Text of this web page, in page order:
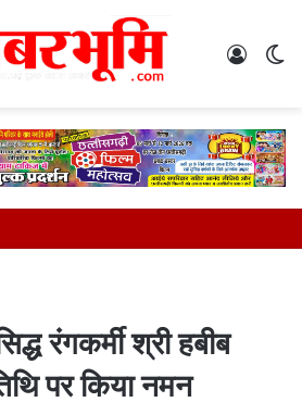
Log
रंगकर्मी श्री हबीब
पर किया नमन